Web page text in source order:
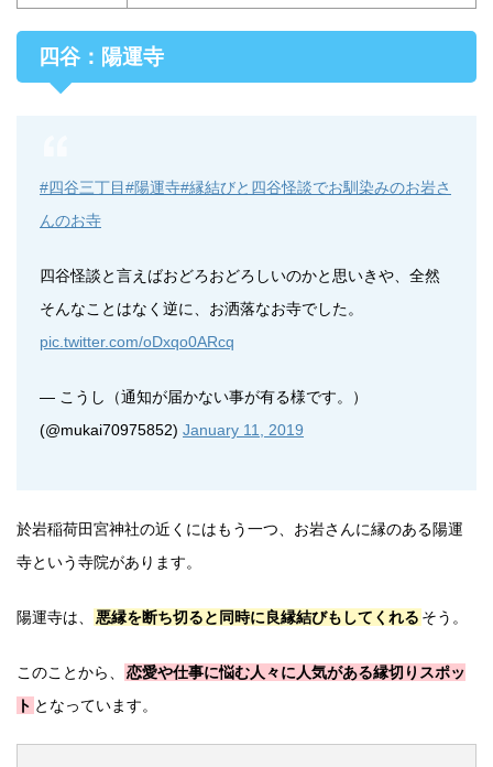
四谷：陽運寺
#四谷三丁目#陽運寺#縁結びと四谷怪談でお馴染みのお岩さ
んのお寺
四谷怪談と言えばおどろおどろしいのかと思いきや、全然
そんなことはなく逆に、お洒落なお寺でした。
pic.twitter.com/oDxqo0ARcq
— こうし（通知が届かない事が有る様です。）
(@mukai70975852) January 11, 2019
於岩稲荷田宮神社の近くにはもう一つ、お岩さんに縁のある陽運
寺という寺院があります。
陽運寺は、 悪縁を断ち切ると同時に良縁結びもしてくれる そう。
このことから、
恋愛や仕事に悩む人々に人気がある縁切りスポッ
ト となっています。